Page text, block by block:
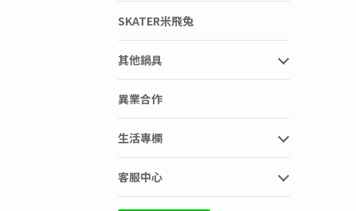
SKATER米飛兔
其他鍋具
異業合作
生活專欄
客服中心